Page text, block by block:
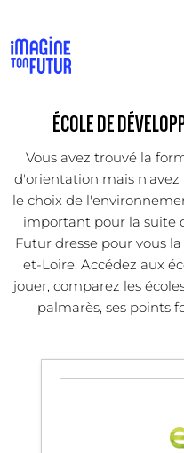
ÉCOLE DE
Vous avez trouvé la
d'orientation mais n'avez
le choix de
important pour la suite
Futur dresse pour vous
et-Loire. Accédez aux
jouer, comparez les
palmarès, ses points